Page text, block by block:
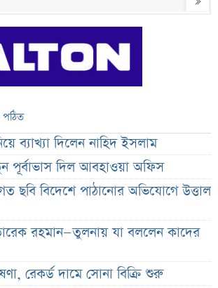
পঠিত
ব্যাখ্যা দিলেন নাহিদ ইসলাম
পূর্বাভাস দিল আবহাওয়া অফিস
ছবি বিদেশে পাঠানোর অভিযোগে উত্তাল
রহমান—তুলনায় যা বললেন কাদের
রেকর্ড দামে সোনা বিক্রি শুরু